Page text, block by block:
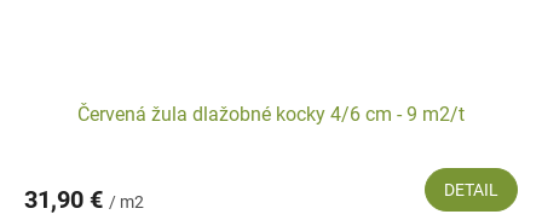
Červená žula dlažobné kocky 4/6 cm - 9 m2/t
31,90 € / m2
DETAIL